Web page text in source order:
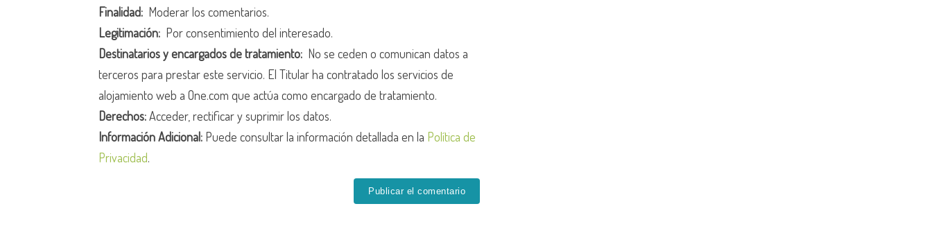
Finalidad: Moderar los comentarios.
Legitimación: Por consentimiento del interesado.
Destinatarios y encargados de tratamiento: No se ceden o comunican datos a
terceros para prestar este servicio. El Titular ha contratado los servicios de
alojamiento web a One.com que actúa como encargado de tratamiento.
Derechos:Acceder, rectificar y suprimir los datos.
Información Adicional: Puede consultar la información detallada en la Política de
Privacidad.